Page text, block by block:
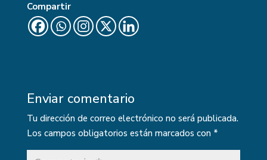
Compartir
Enviar comentario
Tu dirección de correo electrónico no será publicada.
Los campos obligatorios están marcados con *